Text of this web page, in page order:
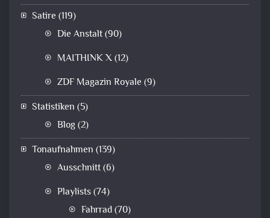
Satire (119)
Die Anstalt(90)
MAITHINK X(12)
ZDF Magazin Royale (9)
Statistiken (5)
Blog(2)
Tonaufnahmen (139)
Ausschnitt(6)
Playlists(74)
Fahrrad(70)